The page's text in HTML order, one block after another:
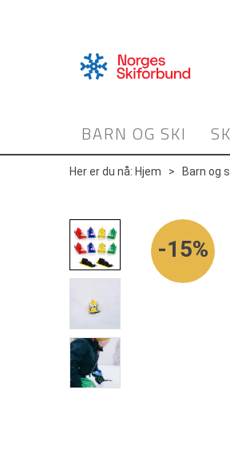
BARN OG SKI
Her er du nå: Hjem > Barn og
15%